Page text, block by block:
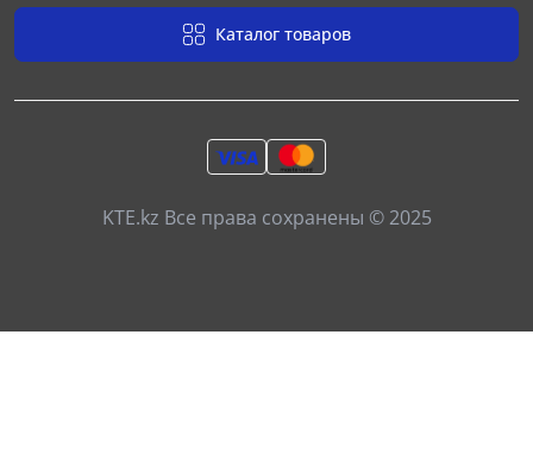
Каталог товаров
KTE.kz Все права сохранены © 2025